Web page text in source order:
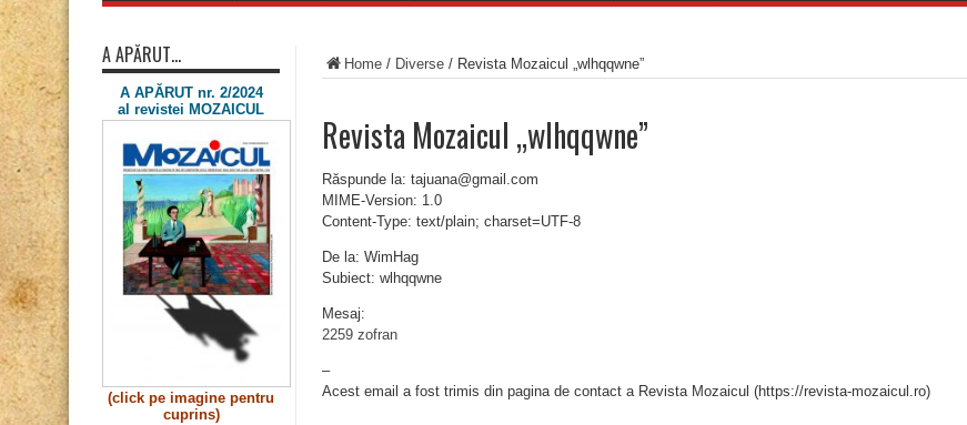
Home / Diverse / Revista Mozaicul „wlhqqwne”
Revista Mozaicul „wlhqqwne”
Răspunde la: tajuana@gmail.com
MIME-Version: 1.0
Content-Type: text/plain; charset=UTF-8
De la: WimHag
Subiect: wlhqqwne
Mesaj:
2259 zofran
–
Acest email a fost trimis din pagina de contact a Revista Mozaicul (https://revista-mozaicul.ro)
A APĂRUT…
A APĂRUT nr. 2/2024
al revistei MOZAICUL
(click pe imagine pentru
cuprins)